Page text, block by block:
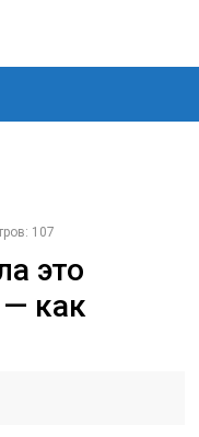
107
это
— как